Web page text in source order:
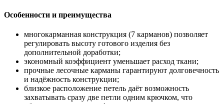
Особенности и преимущества
многокарманная конструкция (7 карманов) позволяет
регулировать высоту готового изделия без
дополнительной доработки;
экономный коэффициент уменьшает расход ткани;
прочные лесочные карманы гарантируют долговечность
и надёжность конструкции;
близкое расположение петель даёт возможность
захватывать сразу две петли одним крючком, что